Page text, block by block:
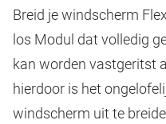
Breid je windscherm
los Modul dat volledig
kan worden vastgeritst
hierdoor is het
windscherm uit te